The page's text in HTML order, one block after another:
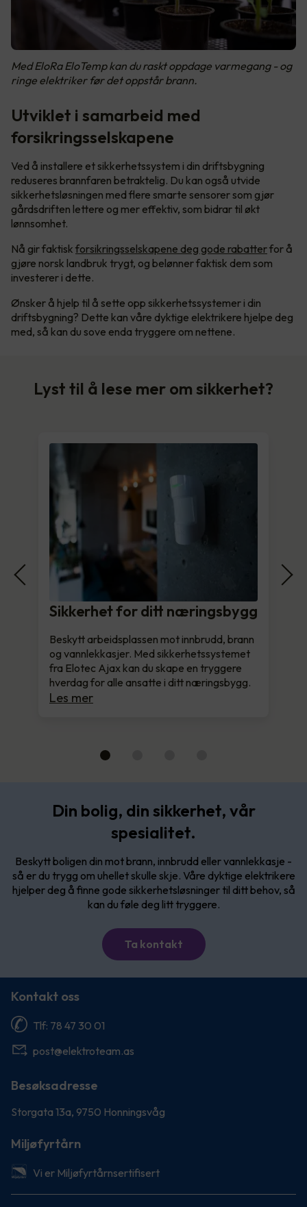
Med EloRa EloTemp kan du raskt oppdage varmegang - og
ringe elektriker før det oppstår brann.
Utviklet i samarbeid med
forsikringsselskapene
Ved å installere et sikkerhetssystem i din driftsbygning
reduseres brannfaren betraktelig. Du kan også utvide
sikkerhetsløsningen med flere smarte sensorer som gjør
gårdsdriften lettere og mer effektiv, som bidrar til økt
lønnsomhet.
Nå gir faktisk forsikringsselskapene deg gode rabatterfor å
gjøre norsk landbruk trygt, og belønner faktisk dem som
investerer i dette.
Ønsker å hjelp til å sette opp sikkerhetssystemer i din
driftsbygning? Dette kan våre dyktige elektrikere hjelpe deg
med, så kan du sove enda tryggere om nettene.
Lyst til å lese mer om sikkerhet?
Sikkerhet for ditt næringsbygg
Beskytt arbeidsplassen mot innbrudd, brann
og vannlekkasjer. Med sikkerhetssystemet
fra Elotec Ajax kan du skape en tryggere
hverdag for alle ansatte i ditt næringsbygg.
Les mer
Din bolig, din sikkerhet, vår
spesialitet.
Beskytt boligen din mot brann, innbrudd eller vannlekkasje -
så er du trygg om uhellet skulle skje. Våre dyktige elektrikere
hjelper deg å finne gode sikkerhetsløsninger til ditt behov, så
kan du føle deg litt tryggere.
Ta kontakt
Kontakt oss
Tlf: 78 47 30 01
post@elektroteam.as
Besøksadresse
Storgata 13a, 9750 Honningsvåg
Miljøfyrtårn
Vi er Miljøfyrtårnsertifisert